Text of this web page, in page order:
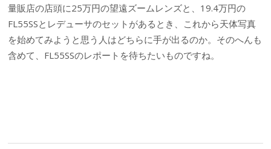
量販店の店頭に25万円の望遠ズームレンズと、19.4万円の
FL55SSとレデューサのセットがあるとき、これから天体写真
を始めてみようと思う人はどちらに手が出るのか。そのへんも
含めて、FL55SSのレポートを待ちたいものですね。